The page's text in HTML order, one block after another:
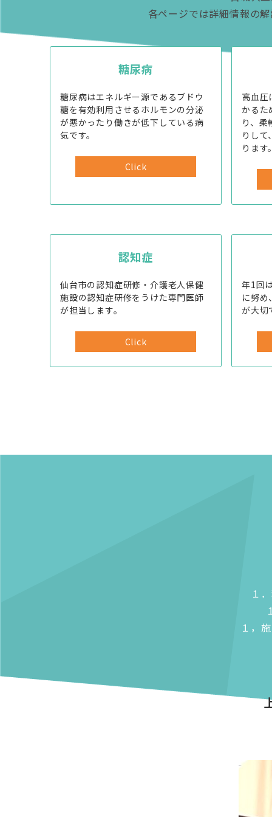
各ページでは詳細情報の
糖尿病
糖尿病はエネルギー源であるブドウ
糖を有効利用させるホルモンの分泌
が悪かったり働きが低下している病
気です。
Click
高血圧
かるた
り、
りし
ります
認知症
仙台市の認知症研修・介護老人保健
施設の認知症研修をうけた専門医師
が担当します。
Click
年1回
に努
が大切
１
１，